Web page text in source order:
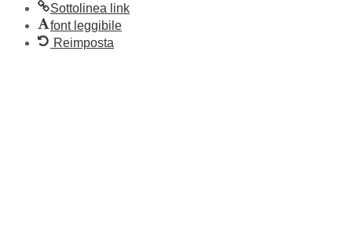
Sottolinea link
font leggibile
Reimposta